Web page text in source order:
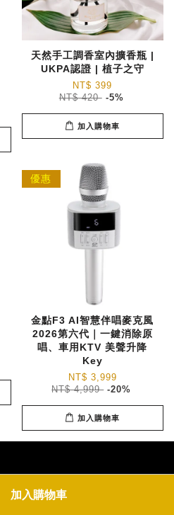
加入購物車
天然手工調香室內擴香瓶 |
UKPA認證 | 植子之守
NT$ 399
NT$ 420 -5%
加入購物車
優惠
金點F3 AI智慧伴唱麥克風
2026第六代｜一鍵消除原
唱、車用KTV 美聲升降
Key
NT$ 3,999
NT$ 4,999 -20%
加入購物車